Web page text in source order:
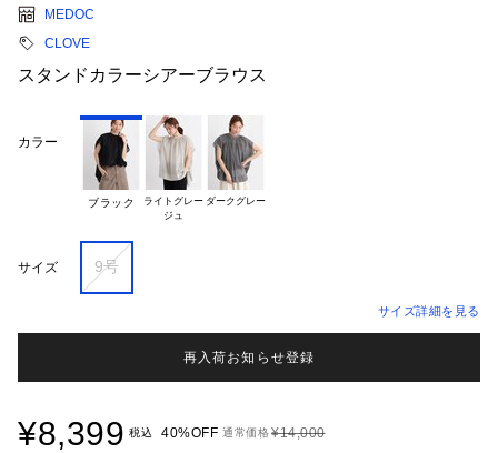
MEDOC
CLOVE
スタンドカラーシアーブラウス
カラー
ブラック
ライトグレー ダークグレー
サイズ 9号
サイズ詳細を見る
再入荷お知らせ登録
¥8,399 税込 40%OFF 通常価格¥14,000